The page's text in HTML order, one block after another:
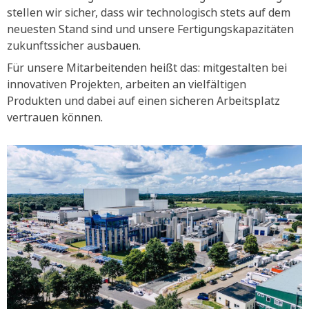
stellen wir sicher, dass wir technologisch stets auf dem
neuesten Stand sind und unsere Fertigungskapazitäten
zukunftssicher ausbauen.
Für unsere Mitarbeitenden heißt das: mitgestalten bei
innovativen Projekten, arbeiten an vielfältigen
Produkten und dabei auf einen sicheren Arbeitsplatz
vertrauen können.